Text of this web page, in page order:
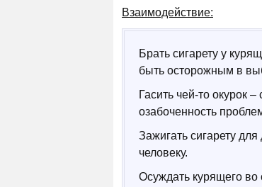
Взаимодействие:
Брать сигарету у
быть осторожным в
Гасить чей-то окурок
озабоченность
Зажигать сигарету
человеку.
Осуждать курящего во